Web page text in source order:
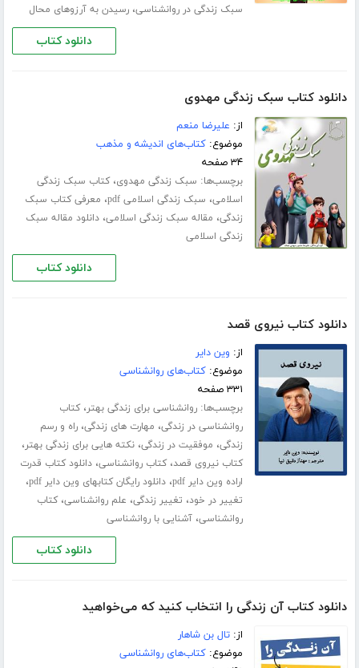
سبک زندگی در روانشناسی،رسیدن به آرزوهای محال
دانلود کتاب
دانلود کتاب سبک زندگی مهدوی
از: علیرضا منعم
موضوع:کتاب‌های اندیشه و مذهب
۳۴ صفحه
برچسب‌ها: سبک زندگی مهدوی،کتاب سبک زندگی
اسلامی، سبک زندگی اسلامی pdf ، معرفی کتاب سبک
زندگی، مقاله سبک زندگی اسلامی،دانلود مقاله سبک
زندگی اسلامی
دانلود کتاب
دانلود کتاب نیروی قصد
از: وین دایر
موضوع:کتاب‌های روانشناسی
۳۳۱ صفحه
برچسب‌ها:روانشناسی برای زندگی بهتر،کتاب
روانشناسی در زندگی، مهارت های زندگی،راه و رسم
زندگی، موفقیت در زندگی،نکته هایی برای زندگی بهتر،
کتاب نیروی قصد،کتاب روانشناسی،دانلود کتاب قدرت
اراده وین دایر pdf
،دانلود رایگان کتابهای وین دایر pdf ،
تغییر در خود، تغییر زندگی، علم روانشناسی،کتاب
روانشناسی،آشنایی با روانشناسی
دانلود کتاب
دانلود کتاب آن زندگی را انتخاب کنید که می‌خواهید
از:تال بن شاهار
موضوع:کتاب‌های روانشناسی